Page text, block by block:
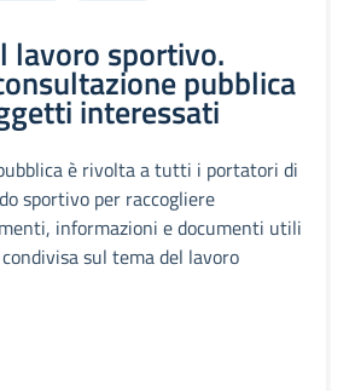
lavoro sportivo.
pubblica
interessati
è rivolta a tutti i portatori di
sportivo per raccogliere
informazioni e documenti utili
sul tema del lavoro